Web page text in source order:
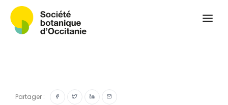
Partager :